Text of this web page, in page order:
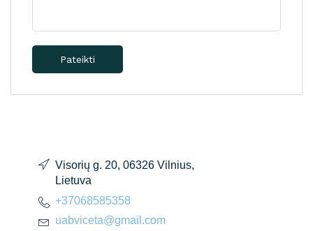
Pateikti
Visorių g. 20, 06326 Vilnius,
Lietuva
+37068585358
uabviceta@gmail.com